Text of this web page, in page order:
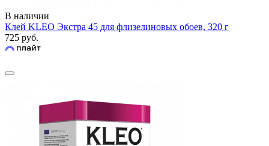
В наличии
Клей KLEO Экстра 45 для флизелиновых обоев, 320 г
725 руб.